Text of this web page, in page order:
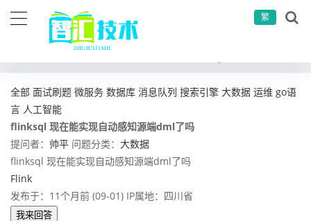
繁
全部 面试刷题 微服务 数据库 消息队列 搜索引擎 大数据 运维 go语
言 人工智能
flinksql 现在能实现自动感知源端dml了吗
提问者： 帅平 问题分类： 大数据
flinksql 现在能实现自动感知源端dml了吗
Flink
发布于：11个月前 (09-01) IP属地：四川省
我来回答